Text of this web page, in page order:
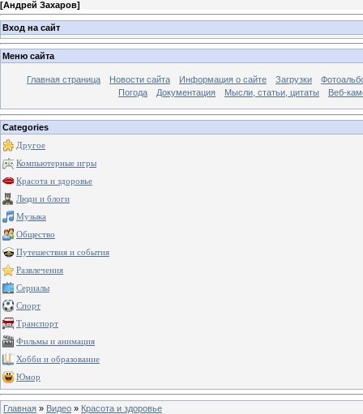
[Андрей Захаров]
Вход на сайт
Меню сайта
Главная страница Новости сайта Информация о сайте Загрузки
Погода
Документация Мысли, статьи, цитаты Веб-
Categories
Другое
Компьютерные игры
Красота и здоровье
Люди и блоги
Музыка
Общество
Путешествия и события
Развлечения
Сериалы
Спорт
Транспорт
Фильмы и анимация
Хобби и образование
Юмор
Главная » Видео » Красота и здоровье